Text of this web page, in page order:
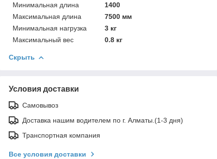
Минимальная длина
1400
Максимальная длина
7500 мм
Минимальная нагрузка
3 кг
Максимальный вес
0.8 кг
Скрыть
Условия доставки
Самовывоз
Доставка нашим водителем по г. Алматы.(1-3 дня)
Транспортная компания
Все условия доставки